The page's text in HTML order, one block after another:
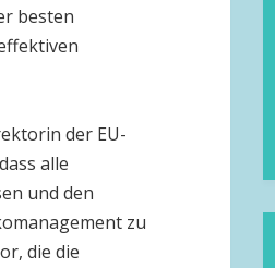
besten
der EU-
alle
und den
zu
die die